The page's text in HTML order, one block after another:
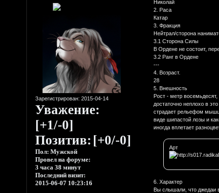
Зарегистрирован: 2015-04-14
Уважение:
[+1/-0]
Позитив: [+0/-0]
Пол: Мужской
Провел на форуме:
3 часа 38 минут
Последний визит:
2015-06-07 10:23:16
Николай
2. Раса
Катар
3. Фракция
Нейтрал/сторона
3.1 Сторона Силы
В Ордене не состоит,
3.2 Ранг в Ордене
---
4. Возраст.
28
5. Внешность
Рост - метр
достаточно неплохо в
страдает рельефом мышц
виде шипастой лозы и
иногда вплетает
Арт
6. Характер
Вы слышали, что джедаи